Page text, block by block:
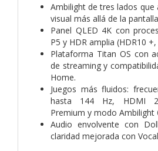
Ambilight de tres lados que
visual más allá de la
Panel QLED 4K con
P5 y HDR amplia (HDR10
Plataforma Titan OS con
de streaming y
Home.
Juegos más fluidos:
hasta 144 Hz, HDMI
Premium y modo Ambilight
Audio envolvente con
claridad mejorada con